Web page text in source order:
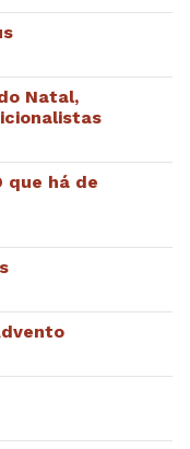
Natal,
que há de